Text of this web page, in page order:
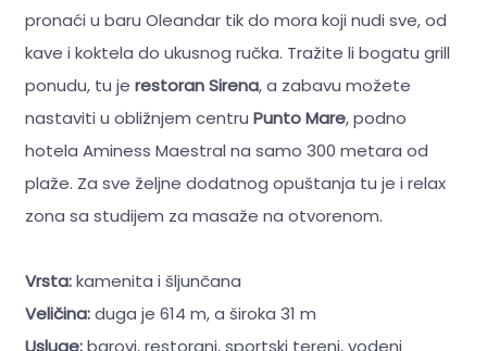
pronaći u baru Oleandar tik do mora koji nudi sve, od
kave i koktela do ukusnog ručka. Tražite li bogatu grill
ponudu, tu je restoran Sirena, a zabavu možete
nastaviti u obližnjem centru Punto Mare, podno
hotela Aminess Maestral na samo 300 metara od
plaže. Za sve željne dodatnog opuštanja tu je i relax
zona sa studijem za masaže na otvorenom.
Vrsta:kamenita i šljunčana
Veličina:duga je 614 m, a široka 31 m
Usluge:barovi, restorani, sportski tereni, vodeni